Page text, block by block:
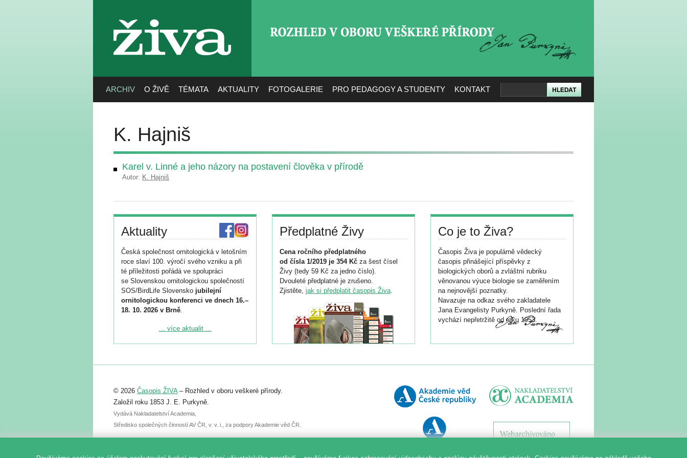
živa
ARCHIV O ŽIVĚ TÉMATA AKTUALITY FOTOGALERIE PRO PEDAGOGY A STUDENTY KONTAKT
K. Hajniš
Karel v. Linné a jeho názory na postavení člověka v přírodě
Autor: K. Hajniš
Aktuality
Česká společnost ornitologická v letošním
roce slaví 100. výročí svého vzniku a při
té příležitosti pořádá ve spolupráci
se Slovenskou ornitologickou společností
SOS/BirdLife Slovensko jubilejní
ornitologickou konferenci ve dnech 16.–
18. 10. 2026 v Brně.
Podrobnější informace ke konferenci
Registrovat se můžete do 6. září.
abstraktu přihlášené přednášky nebo
posteru je už 30. června.
... více aktualit ...
Předplatné Živy
Cena ročního předplatného
od čísla 1/2019 je 354 Kč za šest čísel
Živy (tedy 59 Kč za jedno číslo).
Dvouleté předplatné je zrušeno.
Zjistěte, jak si předplatit časopis Živa.
Co je to Živa?
Časopis Živa je populárně vědecký
časopis přinášející příspěvky z
biologických oborů a zvláštní rubriku
věnovanou výuce biologie se zaměřením
na nejnovější poznatky.
Navazuje na odkaz svého zakladatele
Jana Evangelisty Purkyně. Poslední řada
vychází nepřetržitě od roku 1953.
© 2026 Časopis ŽIVA– Rozhled v oboru veškeré přírody.
Založil roku 1853 J. E. Purkyně.
Vydává Nakladatelství Academia,
Středisko společných činností AV ČR, v. v. i., za podpory Akademie věd ČR.